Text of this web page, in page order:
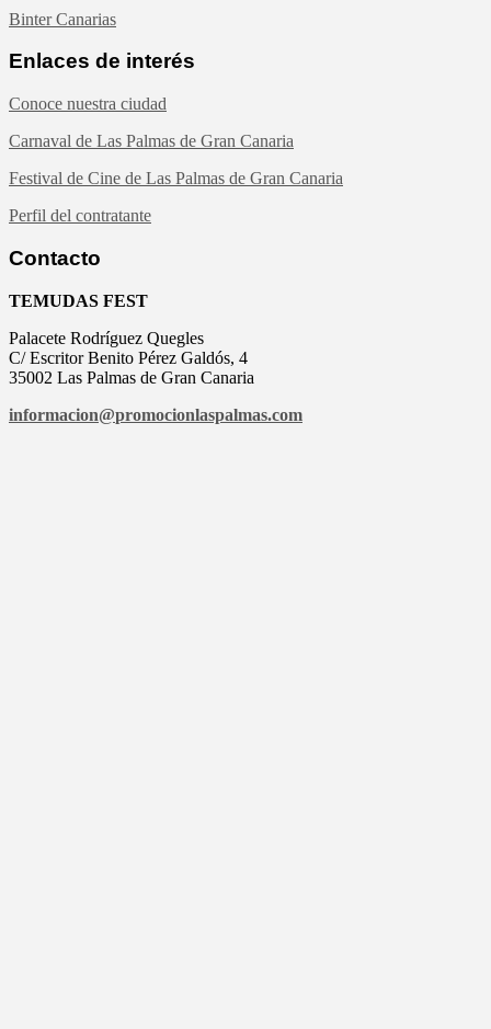
Binter Canarias
Enlaces de interés
Conoce nuestra ciudad
Carnaval de Las Palmas de Gran Canaria
Festival de Cine de Las Palmas de Gran Canaria
Perfil del contratante
Contacto
TEMUDAS FEST
Palacete Rodríguez Quegles
C/ Escritor Benito Pérez Galdós, 4
35002 Las Palmas de Gran Canaria
informacion@promocionlaspalmas.com